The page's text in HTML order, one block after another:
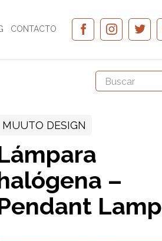
CONTACTO
MUUTO DESIGN
–
Lamp